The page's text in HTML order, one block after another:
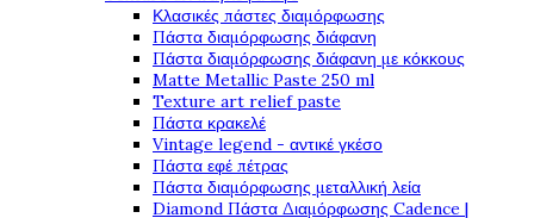
Κλασικές πάστες διαμόρφωσης
Πάστα διαμόρφωσης διάφανη
Πάστα διαμόρφωσης διάφανη με κόκκους
Matte Metallic Paste 250 ml
Texture art relief paste
Πάστα κρακελέ
Vintage legend - αντικέ γκέσο
Πάστα εφέ πέτρας
Πάστα διαμόρφωσης μεταλλική λεία
Diamond Πάστα Διαμόρφωσης Cadence |